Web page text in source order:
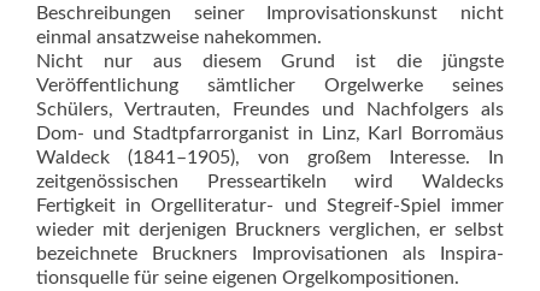
Beschreibungen seiner Improvisationskunst nicht
einmal ansatzweise nahekommen.
Nicht nur aus diesem Grund ist die jüngste
Veröffentlichung sämtlicher Orgelwerke seines
Schülers, Vertrauten, Freundes und Nachfolgers als
Dom- und Stadtpfarrorganist in Linz, Karl Borromäus
Waldeck (1841–1905), von großem Interesse. In
zeitgenössischen Presseartikeln wird Waldecks
Fertigkeit in Orgelliteratur- und Stegreif-Spiel immer
wieder mit derjenigen Bruck­ners verglichen, er selbst
bezeichnete Bruckners Improvisationen als In­spira­
tions­quelle für seine eigenen Orgelkompositionen.